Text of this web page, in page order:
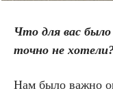
Что для вас было
точно не
Нам было важно